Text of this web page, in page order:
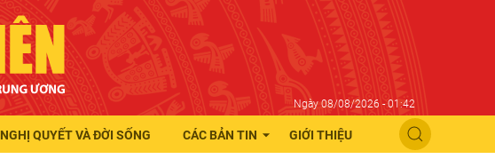
Ngày 08/08/2026 - 01:42
NGHỊ QUYẾT VÀ ĐỜI SỐNG CÁC BẢN TIN GIỚI THIỆU